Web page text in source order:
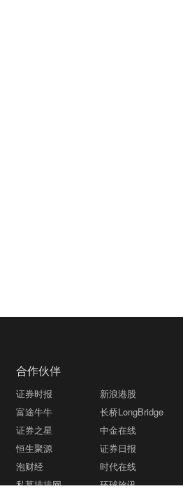
合作伙伴
证券时报 新浪港股
富途牛牛
长桥LongBridge
证券之星
中金在线
恒生聚源
证券日报
泡财经
时代在线
私募排排网
环球旅讯